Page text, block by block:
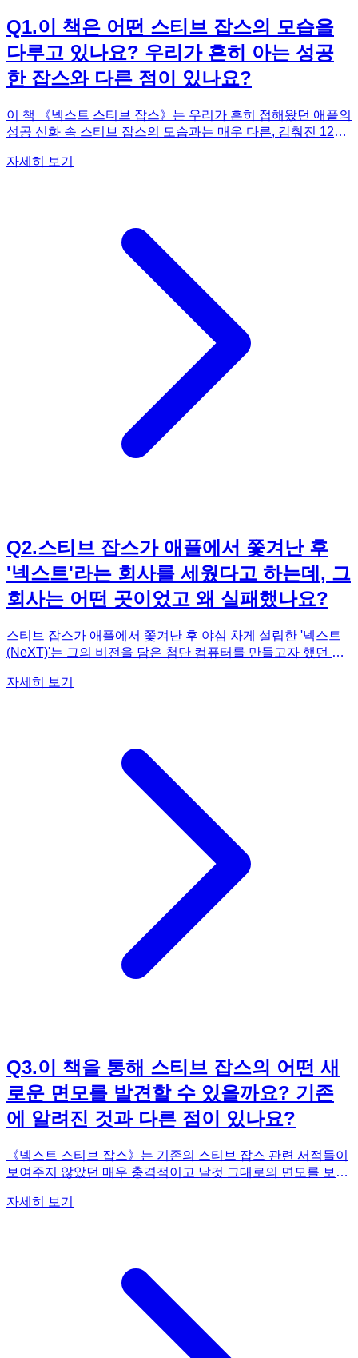
Q1.이 책은 어떤 스티브 잡스의 모습을
다루고 있나요? 우리가 흔히 아는 성공
한 잡스와 다른 점이 있나요?
이 책 《넥스트 스티브 잡스》는 우리가 흔히 접해왔던 애플의
성공 신화 속 스티브 잡스의 모습과는 매우 다른, 감춰진 12년
한 후 '넥스트(NeXT)'를 설립하고 겪었던 처절한 실패와 좌절
으로 변질되어 주변 사람들을 힘들게 하고, 회사가 거듭된 파
산 위기에 내몰렸던 암울한 시기였죠. 하지만 바로 이 시기가
오만했던 잡스를 타인의 감정을 이해하고 귀 기울일 줄 아는
'위대한 리더'로 변화시킨 결정적인 전환점이 됩니다. 이 책을
통해 독자들은 잡스의 화려한 성공 뒤에 가려진, 날것 그대로
의 민낯과 함께 인간적으로 성장해가는 과정을 생생하게 목격
하게 될 것입니다. 넥스트에서의 처절한 실패가 어떻게 훗날
애플을 다시 성공으로 이끌 비전을 잉태하게 했는지 궁금하시
다면, 《넥스트 스티브 잡스》를 통해 그 비밀을 파헤쳐 보시
자세히 보기
Q2.스티브 잡스가 애플에서 쫓겨난 후
'넥스트'라는 회사를 세웠다고 하는데, 그
회사는 어떤 곳이었고 왜 실패했나요?
스티브 잡스가 애플에서 쫓겨난 후 야심 차게 설립한 '넥스트
(NeXT)'는 그의 비전을 담은 첨단 컴퓨터를 만들고자 했던 회
이, 넥스트는 여러 가지 이유로 실패의 길을 걸었습니다. 잡스
재정 상태를 심각하게 악화시켰고, 거듭된 파산 위기로 내몰았
습니다. 또한, '영웅'과 '멍청이'를 오가는 그의 지독한 변덕은
직원들에게 극심한 고통을 안겨주며 조직의 사기를 저하시켰
습니다. 넥스트는 혁신적인 기술을 지향했지만, 시장의 요구와
동떨어진 고가 정책과 생산 능력 부족 등 여러 난관에 부딪혔
습니다. 이 책은 넥스트의 존립을 위협했던 '심각한 위기 목
록'의 실체와 심지어 정보기관과의 은밀한 뒷거래까지 폭로하
며, 이 회사가 단순한 실패작이 아닌, 잡스에게 가장 큰 교훈을
안겨준 '잔혹한 실패의 도가니'였음을 생생하게 보여줍니다.
넥스트의 실패가 스티브 잡스를 어떻게 변화시켰는지 궁금하
다면, 《넥스트 스티브 잡스》를 읽어보세요.
자세히 보기
Q3.이 책을 통해 스티브 잡스의 어떤 새
로운 면모를 발견할 수 있을까요? 기존
에 알려진 것과 다른 점이 있나요?
《넥스트 스티브 잡스》는 기존의 스티브 잡스 관련 서적들이
보여주지 않았던 매우 충격적이고 날것 그대로의 면모를 보여
에 숨겨진, 애플에서 쫓겨난 후 '넥스트' 시절의 잡스는 오만하
(NSA), CIA 등 정보기관 요원들과의 은밀하고도 위험한 뒷거
래까지, 그동안 철저히 감춰져 있던 충격적인 진실들이 최초로
폭로됩니다. 하지만 단순히 그의 어두운 면모만을 고발하는 책
은 아닙니다. 오히려 이러한 끔찍한 실패와 굴욕 속에서 스티
브 잡스가 어떻게 타인의 감정을 이해하고, 남의 말에 귀 기울
자세히 보기